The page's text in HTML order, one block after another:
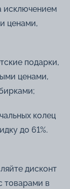
исключением
ценами,
подарки,
ценами,
колец
до 61%.
дисконт
товарами в